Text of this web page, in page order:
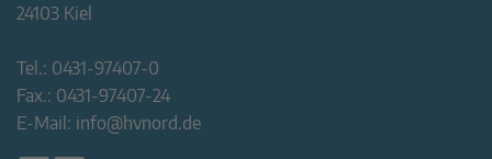
24103 Kiel
Tel.: 0431-97407-0
Fax.: 0431-97407-24
E-Mail: info@hvnord.de